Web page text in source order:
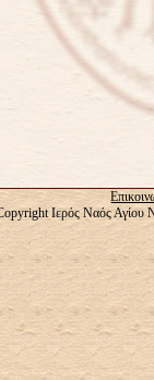
Ιερός Ναός Αγίου